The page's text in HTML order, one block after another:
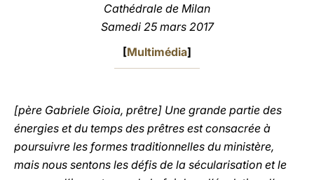
Cathédrale de Milan
Samedi 25 mars 2017
[Multimédia]
[père Gabriele Gioia, prêtre] Une grande partie des
énergies et du temps des prêtres est consacrée à
poursuivre les formes traditionnelles du ministère,
mais nous sentons les défis de la sécularisation et le